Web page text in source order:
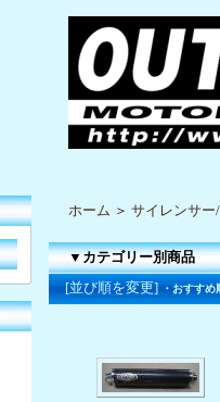
ホーム ＞ サイレンサ
▼カテゴリー別商品
[並び順を変更]
・おすすめ